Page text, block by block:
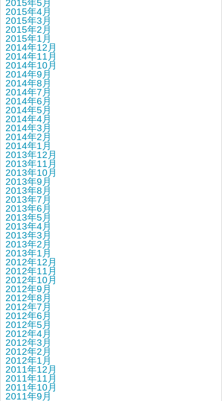
2015年5月
2015年4月
2015年3月
2015年2月
2015年1月
2014年12月
2014年11月
2014年10月
2014年9月
2014年8月
2014年7月
2014年6月
2014年5月
2014年4月
2014年3月
2014年2月
2014年1月
2013年12月
2013年11月
2013年10月
2013年9月
2013年8月
2013年7月
2013年6月
2013年5月
2013年4月
2013年3月
2013年2月
2013年1月
2012年12月
2012年11月
2012年10月
2012年9月
2012年8月
2012年7月
2012年6月
2012年5月
2012年4月
2012年3月
2012年2月
2012年1月
2011年12月
2011年11月
2011年10月
2011年9月